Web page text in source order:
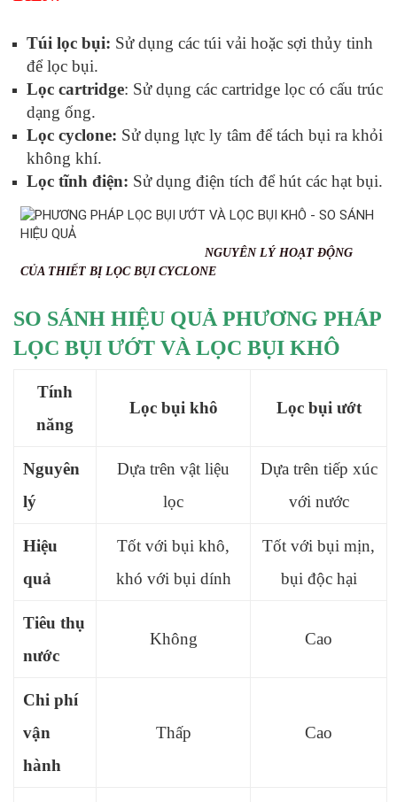
Túi lọc bụi: Sử dụng các túi vải hoặc sợi thủy tinh
để lọc bụi.
Lọc cartridge: Sử dụng các cartridge lọc có cấu trúc
dạng ống.
Lọc cyclone: Sử dụng lực ly tâm để tách bụi ra khỏi
không khí.
Lọc tĩnh điện: Sử dụng điện tích để hút các hạt bụi.
NGUYÊN LÝ HOẠT ĐỘNG
CỦA THIẾT BỊ LỌC BỤI CYCLONE
SO SÁNH HIỆU QUẢ PHƯƠNG PHÁP
LỌC BỤI ƯỚT VÀ LỌC BỤI KHÔ
Tính
năng
Lọc bụi khô Lọc bụi ướt
Nguyên
lý
Dựa trên vật liệu
lọc
Dựa trên tiếp xúc
với nước
Hiệu
quả
Tốt với bụi khô,
khó với bụi dính
Tốt với bụi mịn,
bụi độc hại
Tiêu thụ
nước
Không Cao
Chi phí
vận
hành
Thấp Cao